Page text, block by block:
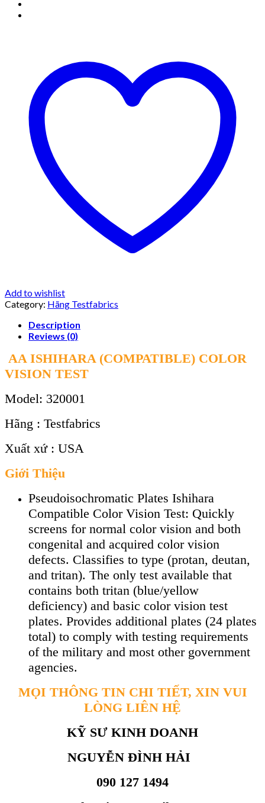
Add to wishlist
Category: Hãng Testfabrics
Description
Reviews (0)
AA ISHIHARA (COMPATIBLE) COLOR
VISION TEST
Model: 320001
Hãng : Testfabrics
Xuất xứ : USA
Giới Thiệu
Pseudoisochromatic Plates Ishihara
Compatible Color Vision Test: Quickly
screens for normal color vision and both
congenital and acquired color vision
defects. Classifies to type (protan, deutan,
and tritan). The only test available that
contains both tritan (blue/yellow
deficiency) and basic color vision test
plates. Provides additional plates (24 plates
total) to comply with testing requirements
of the military and most other government
agencies.
MỌI THÔNG TIN CHI TIẾT, XIN VUI
LÒNG LIÊN HỆ
KỸ SƯ KINH DOANH
NGUYỄN ĐÌNH HẢI
090 127 1494